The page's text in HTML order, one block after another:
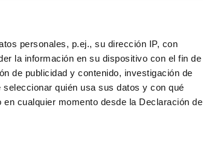
personales, p.ej., su dirección IP, con
la información en su dispositivo con el fin de
de publicidad y contenido, investigación de
quién usa sus datos y con qué
cualquier momento desde la Declaración de